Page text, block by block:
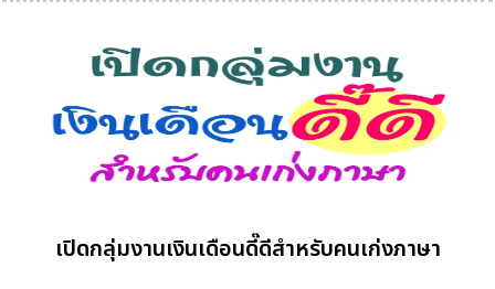
เปิดกลุ่มงานเงินเดือนดี๊ดีสำหรับคนเก่งภาษา